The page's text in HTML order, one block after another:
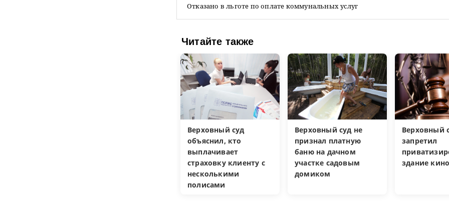
Отказано в льготе по оплате коммунальных услуг
Читайте также
Верховный суд
объяснил, кто
выплачивает
страховку клиенту с
несколькими
полисами
Верховный суд не
признал платную
баню на дачном
участке садовым
домиком
Верховный
запретил
здание